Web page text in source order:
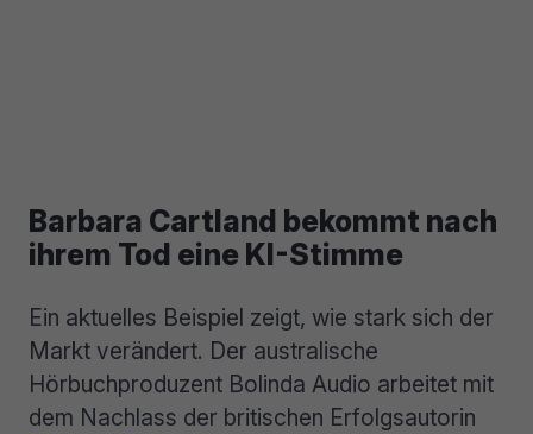
Barbara Cartland bekommt nach
ihrem Tod eine KI-Stimme
Ein aktuelles Beispiel zeigt, wie stark sich der
Markt verändert. Der australische
Hörbuchproduzent Bolinda Audio arbeitet mit
dem Nachlass der britischen Erfolgsautorin